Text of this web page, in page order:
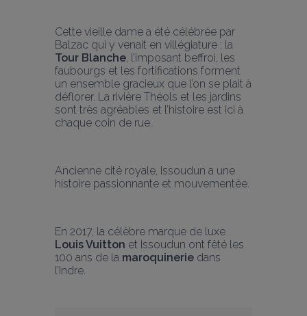
Cette vieille dame a été célébrée par
Tour Blanche, l’imposant beffroi, les
faubourgs et les fortifications forment
un ensemble gracieux que l’on se plait à
déflorer. La rivière Théols et les jardins
sont très agréables et l’histoire est ici à
chaque coin de rue.
Ancienne cité royale, Issoudun a une
histoire passionnante et mouvementée.
Louis Vuitton et Issoudun ont fêté les
100 ans de la maroquinerie dans
l’Indre.